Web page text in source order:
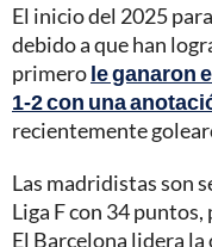
El inicio del 2025
debido a que han
primerole ganaron
1-2 con una
recientemente
Las madridistas son
Liga F con 34
El Barcelona lidera